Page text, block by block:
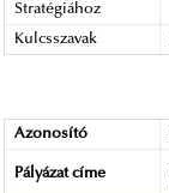
Stratégiához
Kulcsszavak
Azonosító
Pályázat címe